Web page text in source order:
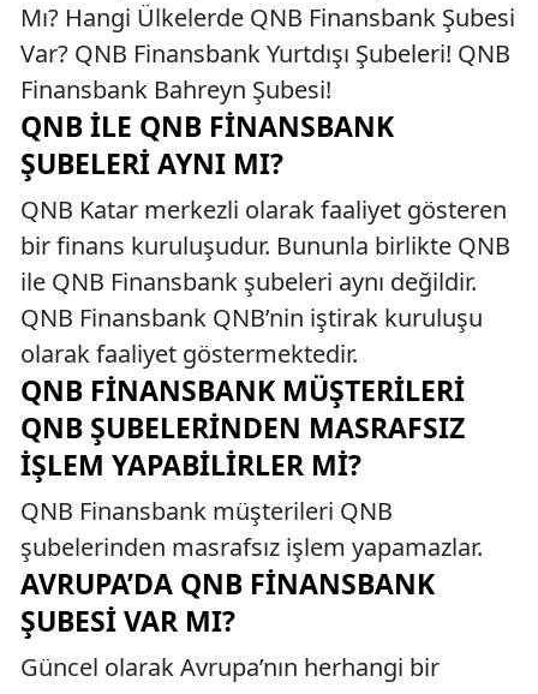
Mı? Hangi Ülkelerde QNB Finansbank Şubesi
Var? QNB Finansbank Yurtdışı Şubeleri! QNB
Finansbank Bahreyn Şubesi!
QNB ILE QNB FINANSBANK
ŞUBELERI AYNI MI?
QNB Katar merkezli olarak faaliyet gösteren
bir finans kuruluşudur. Bununla birlikte QNB
ile QNB Finansbank şubeleri aynı değildir.
QNB Finansbank QNB’nin iştirak kuruluşu
olarak faaliyet göstermektedir.
QNB FINANSBANK MÜŞTERILERI
QNB ŞUBELERINDEN MASRAFSIZ
İŞLEM YAPABILIRLER MI?
QNB Finansbank müşterileri QNB
şubelerinden masrafsız işlem yapamazlar.
AVRUPA’DA QNB FINANSBANK
ŞUBESI VAR MI?
Güncel olarak Avrupa’nın herhangi bir